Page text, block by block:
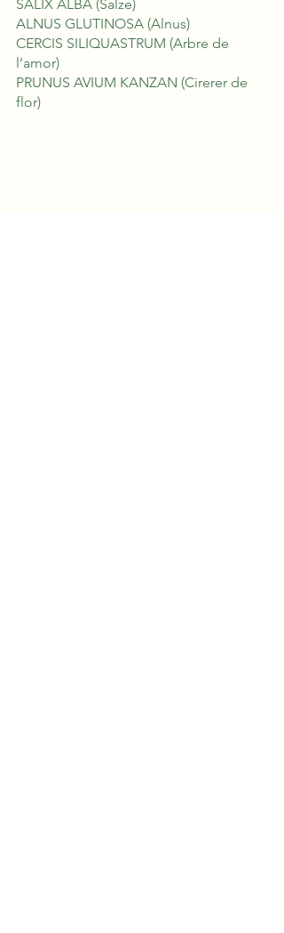
SALIX ALBA (Salze)
ALNUS GLUTINOSA (Alnus)
CERCIS SILIQUASTRUM (Arbre de
l’amor)
PRUNUS AVIUM KANZAN (Cirerer de
flor)